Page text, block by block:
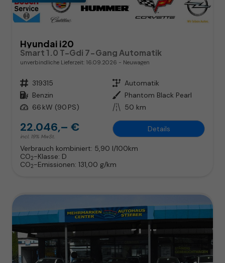
Hyundai i20
Smart 1.0 T-Gdi 7-Gang Automatik
unverbindliche Lieferzeit: 16.09.2026 Neuwagen
Fahrzeugnr. 319315 Getriebe Automatik
Kraftstoff Benzin Außenfarbe Phantom Black Pearl
Leistung 66 kW (90 PS) Kilometerstand 50 km
22.046,– €
incl. 19% MwSt.
Details
Verbrauch kombiniert: 5,90 l/100km
CO2-Klasse: D
CO2-Emissionen: 131,00 g/km